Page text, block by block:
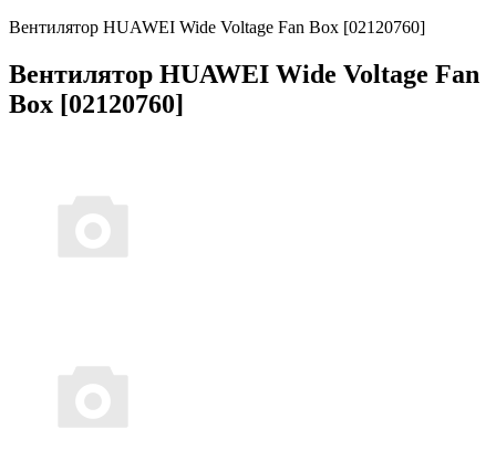
Вентилятор HUAWEI Wide Voltage Fan Box [02120760]
Вентилятор HUAWEI Wide Voltage Fan
Box [02120760]